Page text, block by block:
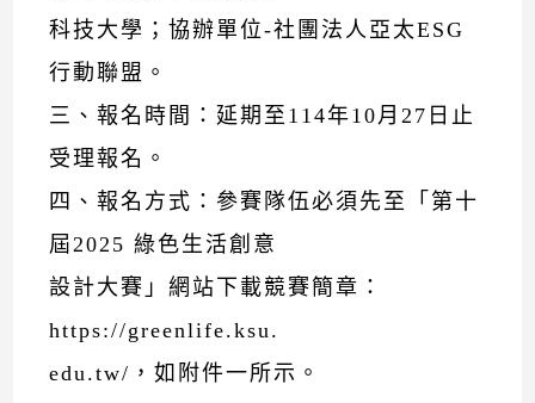
科技大學；協辦單位-社團法人亞太ESG
行動聯盟。
三、報名時間：延期至114年10月27日止
受理報名。
四、報名方式：參賽隊伍必須先至「第十
屆2025 綠色生活創意
設計大賽」網站下載競賽簡章：
https://greenlife.ksu.
edu.tw/，如附件一所示。